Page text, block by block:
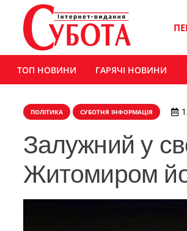
ТОП НОВИНИ ГАРЯЧІ НОВИНИ
ПОЛІТИКА СУБОТНЯ ІНФОРМАЦІЯ
Залужний у
Житомиром